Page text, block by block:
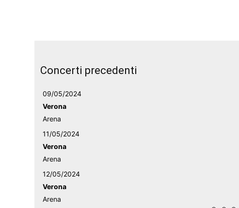
Concerti precedenti
09/05/2024
Verona
Arena
11/05/2024
Verona
Arena
12/05/2024
Verona
Arena